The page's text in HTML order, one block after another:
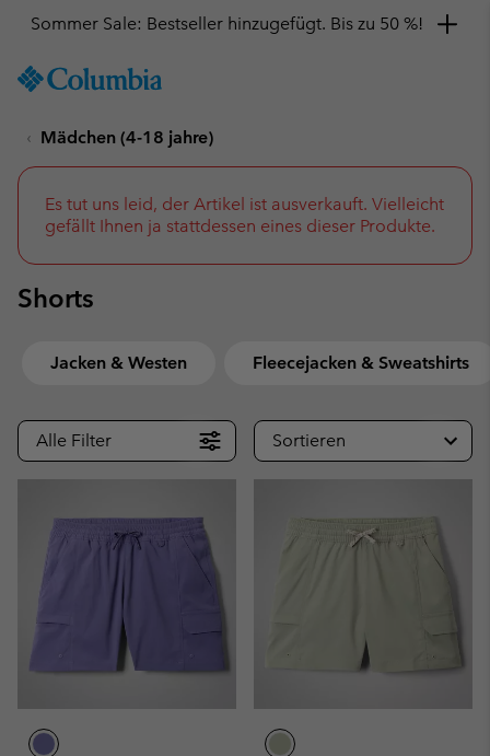
TO
SKIP
NAV
SKIP
TO
SEARCH
Sommer Sale: Bestseller hinzugefügt. Bis zu 50 %!
Mädchen (4-18 jahre)
Es tut uns leid, der Artikel ist ausverkauft. Vielleicht
gefällt Ihnen ja stattdessen eines dieser Produkte.
Shorts
Jacken & Westen Fleecejacken & Sweatshirts
Alle Filter Sortieren